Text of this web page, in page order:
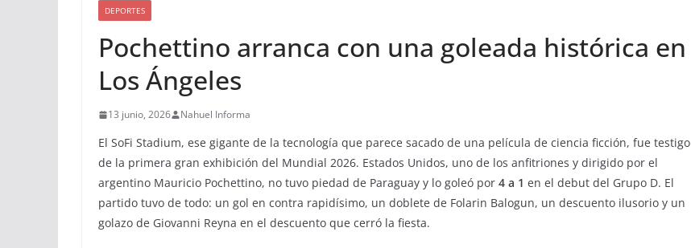
DEPORTES
Pochettino arranca con una goleada histórica en
Los Ángeles
13 junio, 2026 Nahuel Informa
El SoFi Stadium, ese gigante de la tecnología que parece sacado de una película de ciencia ficción, fue testigo
de la primera gran exhibición del Mundial 2026. Estados Unidos, uno de los anfitriones y dirigido por el
argentino Mauricio Pochettino, no tuvo piedad de Paraguay y lo goleó por 4 a 1 en el debut del Grupo D. El
partido tuvo de todo: un gol en contra rapidísimo, un doblete de Folarin Balogun, un descuento ilusorio y un
golazo de Giovanni Reyna en el descuento que cerró la fiesta.